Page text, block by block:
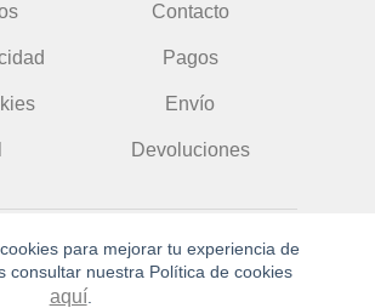
para mejorar tu experiencia de
consultar nuestra Política de cookies
aquí
Contacto
Pagos
Envío
Devoluciones
2025 | info@doloreslolitalola.es